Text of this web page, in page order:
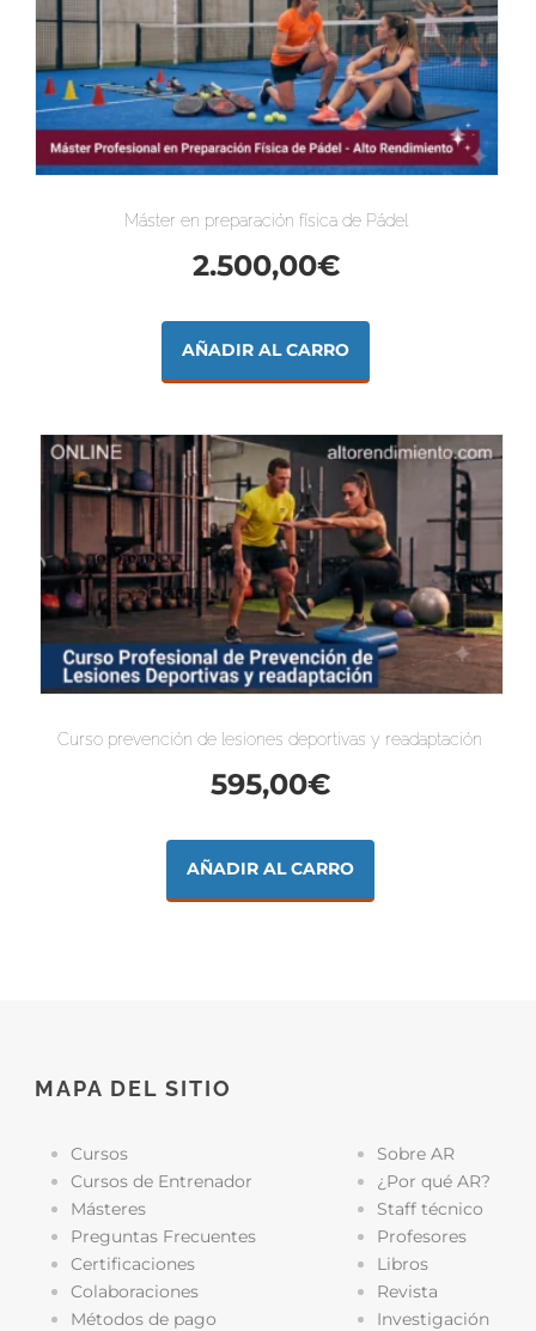
Máster en preparación física de Pádel
2.500,00€
AÑADIR AL CARRO
Curso prevención de lesiones deportivas y readaptación
595,00€
AÑADIR AL CARRO
MAPA DEL SITIO
Cursos
Cursos de Entrenador
Másteres
Preguntas Frecuentes
Certificaciones
Colaboraciones
Métodos de pago
Sobre AR
¿Por qué AR?
Staff técnico
Profesores
Libros
Revista
Investigación